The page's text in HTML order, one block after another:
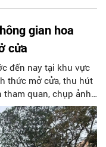
gian hoa
cửa
đến nay tại khu vực
thức mở cửa, thu hút
quan, chụp ảnh.
Group dành tặng
Ngọ 2026.